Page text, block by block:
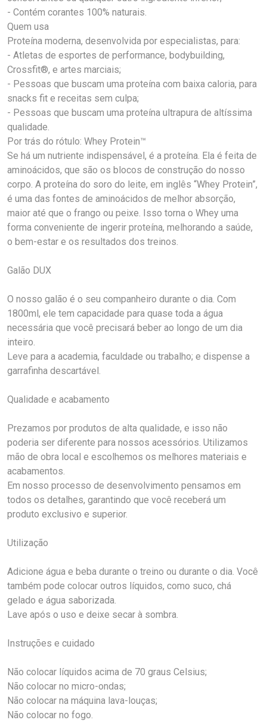
- Contém corantes 100% naturais.
Quem usa
Proteína moderna, desenvolvida por especialistas, para:
- Atletas de esportes de performance, bodybuilding,
Crossfit®, e artes marciais;
- Pessoas que buscam uma proteína com baixa caloria, para
snacks fit e receitas sem culpa;
- Pessoas que buscam uma proteína ultrapura de altíssima
qualidade.
Por trás do rótulo: Whey Protein™
Se há um nutriente indispensável, é a proteína. Ela é feita de
aminoácidos, que são os blocos de construção do nosso
corpo. A proteína do soro do leite, em inglês “Whey Protein”,
é uma das fontes de aminoácidos de melhor absorção,
maior até que o frango ou peixe. Isso torna o Whey uma
forma conveniente de ingerir proteína, melhorando a saúde,
o bem-estar e os resultados dos treinos.
Galão DUX
O nosso galão é o seu companheiro durante o dia. Com
1800ml, ele tem capacidade para quase toda a água
necessária que você precisará beber ao longo de um dia
inteiro.
Leve para a academia, faculdade ou trabalho; e dispense a
garrafinha descartável.
Qualidade e acabamento
Prezamos por produtos de alta qualidade, e isso não
poderia ser diferente para nossos acessórios. Utilizamos
mão de obra local e escolhemos os melhores materiais e
acabamentos.
Em nosso processo de desenvolvimento pensamos em
todos os detalhes, garantindo que você receberá um
produto exclusivo e superior.
Utilização
Adicione água e beba durante o treino ou durante o dia. Você
também pode colocar outros líquidos, como suco, chá
gelado e água saborizada.
Lave após o uso e deixe secar à sombra.
Instruções e cuidado
Não colocar líquidos acima de 70 graus Celsius;
Não colocar no micro-ondas;
Não colocar na máquina lava-louças;
Não colocar no fogo.